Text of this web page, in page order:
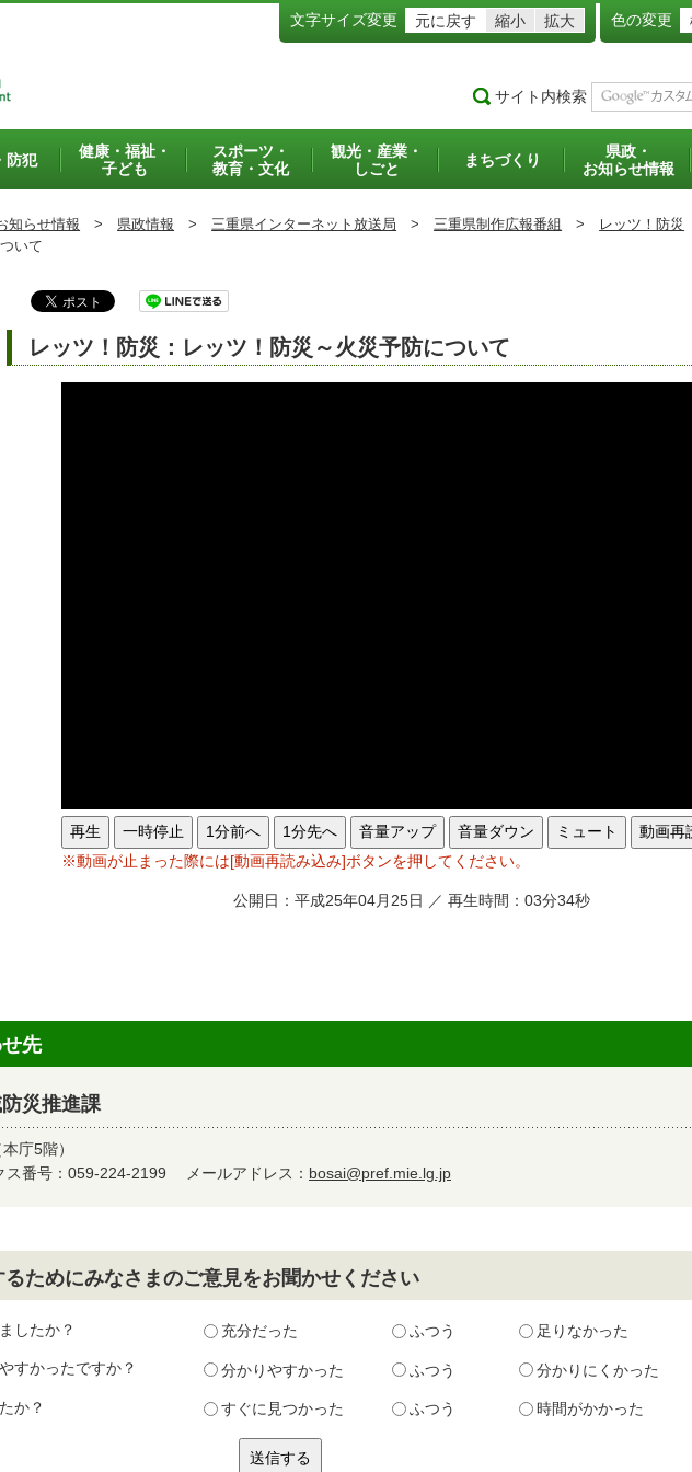
文字サイズ変更 元に戻す 縮小 拡大 色の変更
サイト内検索
防犯
健康・福祉・
子ども
スポーツ・
教育・文化
観光・産業・
しごと
まちづくり
県政・
お知らせ情報
知らせ情報 > 県政情報 > 三重県インターネット放送局 > 三重県制作広報番組 > レッツ！防災
いて
レッツ！防災：レッツ！防災～火災予防について
再生 一時停止 1分前へ 1分先へ 音量アップ 音量ダウン ミュート
動画再
※動画が止まった際には[動画再読み込み]ボタンを押してください。
公開日：平成25年04月25日 ／ 再生時間：03分34秒
先
災推進課
庁5階）
ス番号：059-224-2199 メールアドレス： bosai@pref.mie.lg.jp
ためにみなさまのご意見をお聞かせください
したか？ 充分だった ふつう 足りなかった
すかったですか？ 分かりやすかった ふつう 分かりにくかった
か？ すぐに見つかった ふつう 時間がかかった